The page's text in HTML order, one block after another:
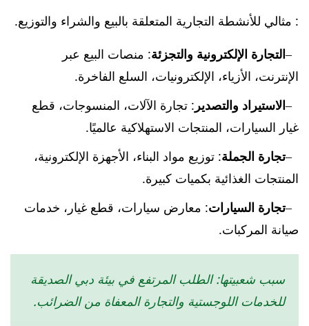
: مثالي للأنشطة التجارية المتعلقة بالبيع والشراء والتوزيع.
التجارة الإلكترونية والتجزئة: منصات البيع عبر
الإنترنت، الأزياء، الإلكترونيات، السلع الفاخرة.
الاستيراد والتصدير : تجارة الآلات، المنسوجات، قطع
غيار السيارات، المنتجات الاستهلاكية عالميًا.
تجارة الجملة: توزيع مواد البناء، الأجهزة الإلكترونية،
المنتجات الغذائية بكميات كبيرة.
تجارة السيارات: معارض سيارات، قطع غيار، خدمات
صيانة المركبات.
سبب شعبيتها: الطلب المرتفع في بيئة دبي الصديقة
للخدمات اللوجستية والتجارة المعفاة من الضرائب.